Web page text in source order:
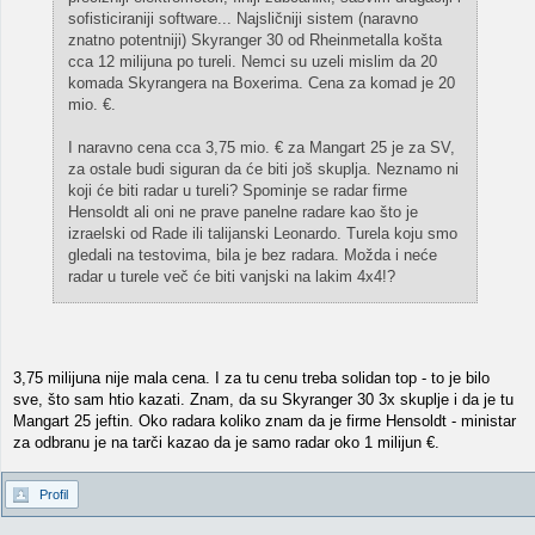
sofisticiraniji software... Najsličniji sistem (naravno
znatno potentniji) Skyranger 30 od Rheinmetalla košta
cca 12 milijuna po tureli. Nemci su uzeli mislim da 20
komada Skyrangera na Boxerima. Cena za komad je 20
mio. €.
I naravno cena cca 3,75 mio. € za Mangart 25 je za SV,
za ostale budi siguran da će biti još skuplja. Neznamo ni
koji će biti radar u tureli? Spominje se radar firme
Hensoldt ali oni ne prave panelne radare kao što je
izraelski od Rade ili talijanski Leonardo. Turela koju smo
gledali na testovima, bila je bez radara. Možda i neće
radar u turele več će biti vanjski na lakim 4x4!?
3,75 milijuna nije mala cena. I za tu cenu treba solidan top - to je bilo
sve, što sam htio kazati. Znam, da su Skyranger 30 3x skuplje i da je tu
Mangart 25 jeftin. Oko radara koliko znam da je firme Hensoldt - ministar
za odbranu je na tarči kazao da je samo radar oko 1 milijun €.
Profil